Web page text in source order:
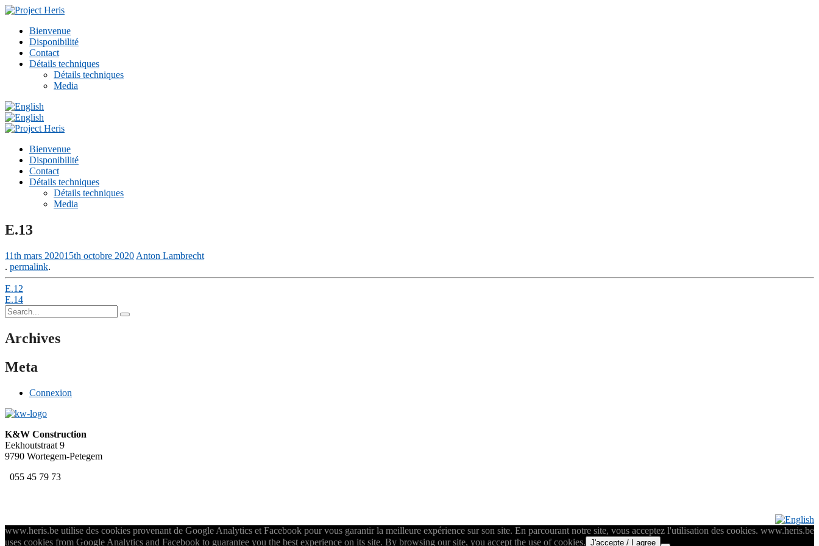
Bienvenue
Disponibilité
Contact
Détails techniques
Détails techniques
Media
Bienvenue
Disponibilité
Contact
Détails techniques
Détails techniques
Media
E.13
11th mars 202015th octobre 2020 Anton Lambrecht
. permalink.
Post
navigation
E.12
E.14
Search
for:
Archives
Meta
Connexion
K&W Construction
Eekhoutstraat 9
9790 Wortegem-Petegem
055 45 79 73
www.heris.be utilise des cookies provenant de Google Analytics et Facebook pour vous garantir la meilleure expérience sur son site. En parcourant notre site, vous acceptez l'utilisation des cookies. www.heris.be
uses cookies from Google Analytics and Facebook to guarantee you the best experience on its site. By browsing our site, you accept the use of cookies. J'accepte / I agree